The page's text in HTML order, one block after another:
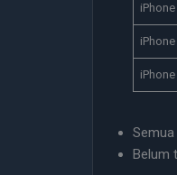
Belum